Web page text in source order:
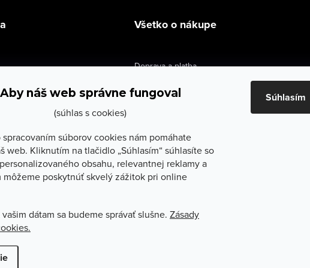
Aby náš web správne fungoval
(súhlas s cookies)
spracovaním súborov cookies nám pomáhate
web. Kliknutím na tlačidlo „Súhlasím“ súhlasíte so
obsahu, relevantnej reklamy a
môžeme poskytnúť skvelý zážitok pri online
dátam sa budeme správať slušne. Zásady
Súhlasím
Všetko o nákupe
Doprava a platba
Výmena a vrátenie
Reklamačné podmienky
Ochrana osobných údajov
Odstúpenie od zmluvy
nastavenie cookies